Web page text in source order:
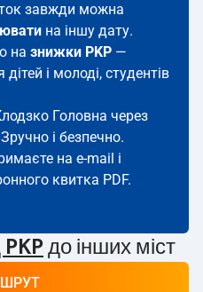
завжди можна
на іншу дату.
на знижки PKP —
і молоді, студентів
Головна через
і безпечно.
на e-mail і
квитка PDF.
до інших міст